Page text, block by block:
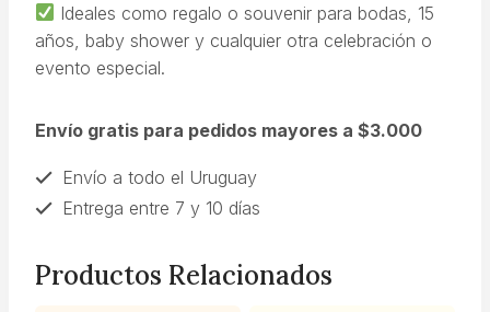
Ideales como regalo o souvenir para bodas, 15
años, baby shower y cualquier otra celebración o
evento especial.
Envío gratis para pedidos mayores a $3.000
Envío a todo el Uruguay
Entrega entre 7 y 10 días
Productos Relacionados